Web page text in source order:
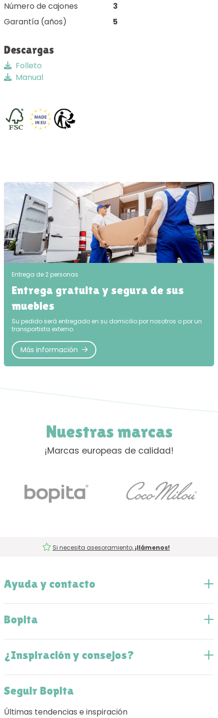
Número de cajones
3
Garantía (años)
5
Descargas
Folleto
Manual
Entrega de 2 personas
Entrega gratuita y segura de sus
muebles
Su pedido será entregado en su domicilio por nosotros o por un
transportista externo.
Más información
Nuestras marcas
¡Marcas europeas de calidad!
Si necesita asesoramiento, ¡llámenos!
Ayuda y contacto
Bopita
¿Inspiración y consejos?
Seguir Bopita
Últimas tendencias e inspiración